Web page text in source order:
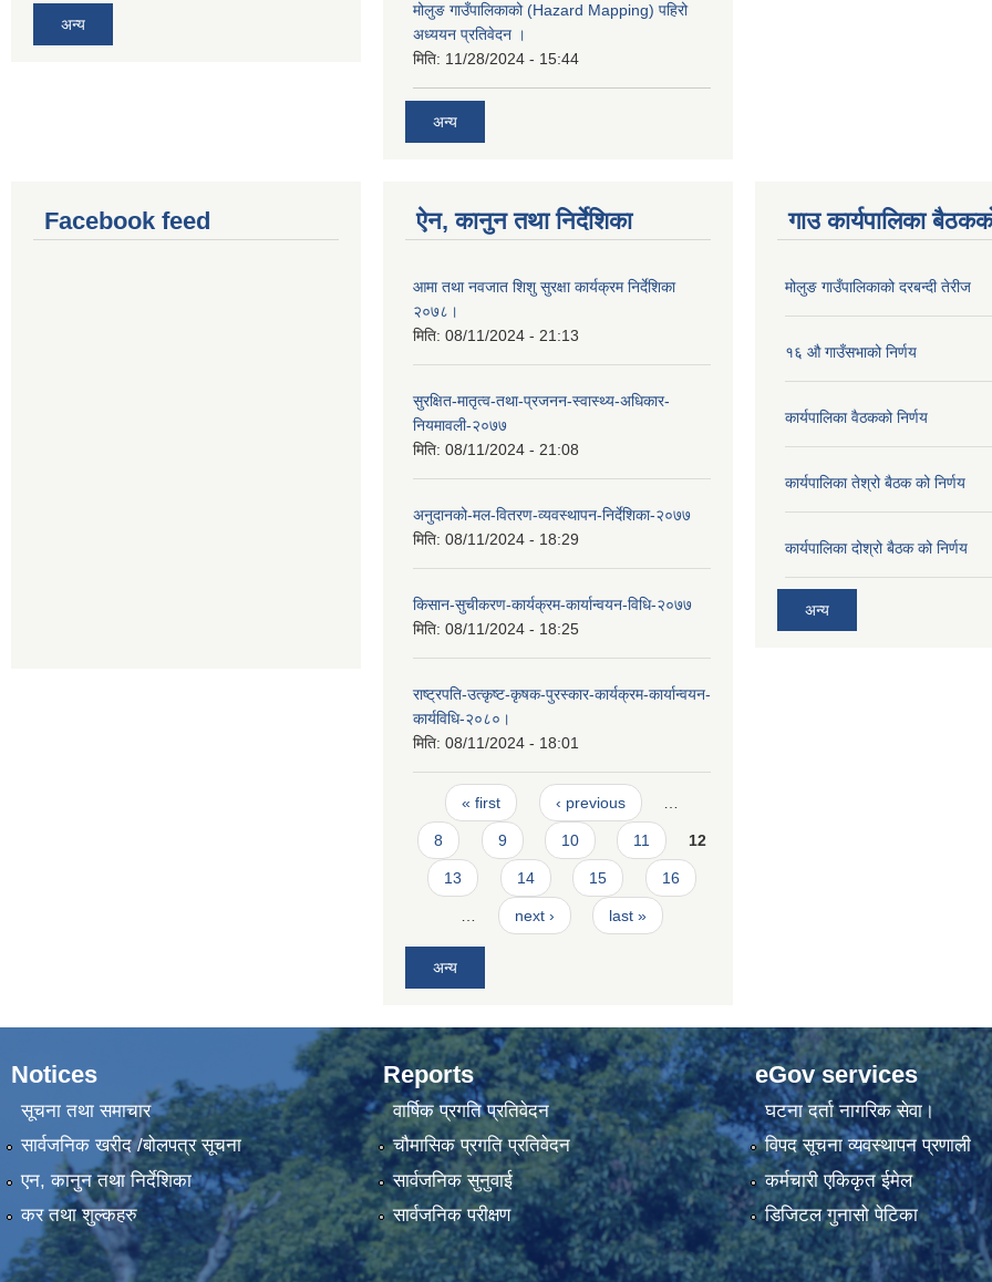
अन्य
मोलुङ गाउँपालिकाको (Hazard Mapping) पहिरो
अध्ययन प्रतिवेदन ।
मिति: 11/28/2024 - 15:44
अन्य
Facebook feed ऐन, कानुन तथा निर्देशिका
आमा तथा नवजात शिशु सुरक्षा कार्यक्रम निर्देशिका
२०७८।
मिति: 08/11/2024 - 21:13
सुरक्षित-मातृत्व-तथा-प्रजनन-स्वास्थ्य-अधिकार-
नियमावली-२०७७
मिति: 08/11/2024 - 21:08
अनुदानको-मल-वितरण-व्यवस्थापन-निर्देशिका-२०७७
मिति: 08/11/2024 - 18:29
किसान-सुचीकरण-कार्यक्रम-कार्यान्वयन-विधि-२०७७
मिति: 08/11/2024 - 18:25
राष्ट्रपति-उत्कृष्ट-कृषक-पुरस्कार-कार्यक्रम-कार्यान्वयन-
कार्यविधि-२०८०।
मिति: 08/11/2024 - 18:01
Pages
« first ‹ previous
8 9 10 11 12
13 14 15 16
next › last »
अन्य
गाउ कार्यपालिका
मोलुङ गाउँपालिकाको दरबन्दी तेरीज
१६ औ गाउँसभाको निर्णय
कार्यपालिका वैठकको निर्णय
कार्यपालिका तेश्रो बैठक को निर्णय
कार्यपालिका दोश्रो बैठक को निर्णय
अन्य
Notices
सूचना तथा समाचार
सार्वजनिक खरीद /बोलपत्र सूचना
एन, कानुन तथा निर्देशिका
कर तथा शुल्कहरु
Reports
वार्षिक प्रगति प्रतिवेदन
चौमासिक प्रगति प्रतिवेदन
सार्वजनिक सुनुवाई
सार्वजनिक परीक्षण
eGov services
घटना दर्ता नागरिक सेवा।
विपद सूचना व्यवस्थापन प्रणाली
कर्मचारी एकिकृत ईमेल
डिजिटल गुनासो पेटिका